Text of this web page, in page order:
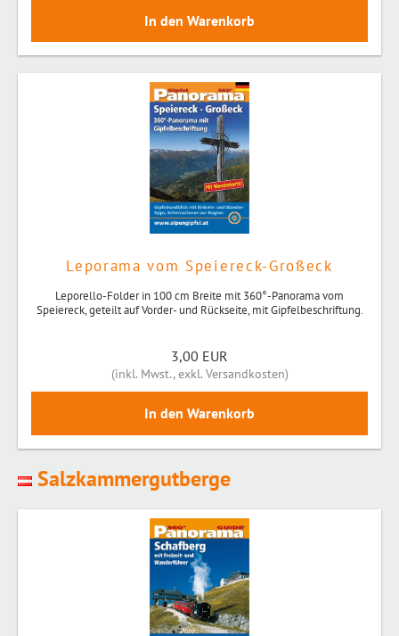
Leporama vom Speiereck-Großeck
Leporello-Folder in 100 cm Breite mit 360°-Panorama vom
Speiereck, geteilt auf Vorder- und Rückseite, mit Gipfelbeschriftung.
3,00 EUR
(inkl. Mwst.,exkl. Versandkosten)
Salzkammergutberge